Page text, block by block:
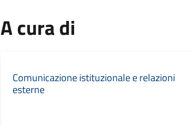
A cura di
Comunicazione istituzionale e relazioni
esterne